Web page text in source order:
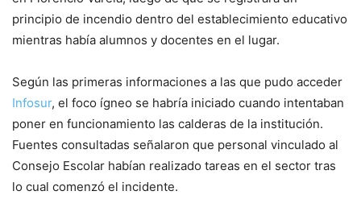
principio de incendio dentro del establecimiento educativo
mientras había alumnos y docentes en el lugar.
Según las primeras informaciones a las que pudo acceder
Infosur, el foco ígneo se habría iniciado cuando intentaban
poner en funcionamiento las calderas de la institución.
Fuentes consultadas señalaron que personal vinculado al
Consejo Escolar habían realizado tareas en el sector tras
lo cual comenzó el incidente.